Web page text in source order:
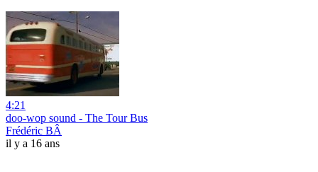
4:21
doo-wop sound - The Tour Bus
Frédéric BÂ
il y a 16 ans